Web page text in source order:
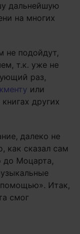
дальнейшую
на многих
не подойдут,
т.к. уже не
раз,
или
других
далеко не
как сказал сам
до Моцарта,
Итак,
смог